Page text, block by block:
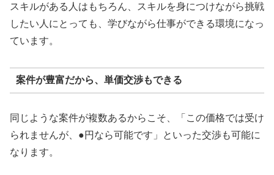
スキルがある人はもちろん、スキルを身につけながら挑戦
したい人にとっても、学びながら仕事ができる環境になっ
ています。
案件が豊富だから、単価交渉もできる
同じような案件が複数あるからこそ、「この価格では受け
られませんが、●円なら可能です」といった交渉も可能に
なります。